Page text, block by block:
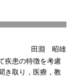
田淵 昭雄
疾患の特徴を考慮
き取り，医療，教